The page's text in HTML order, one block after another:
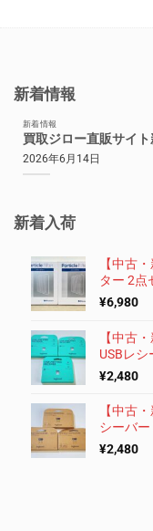
新着情報
新着情報
買取ジロー直販サイ
2026年6月14日
新着入荷
【中古
ター 2点
¥6,980
【中古
USBレ
¥2,480
【中古
シーバ
¥2,480